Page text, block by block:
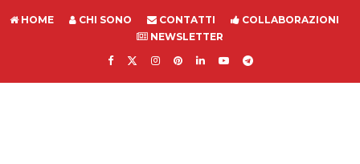
HOME CHI SONO CONTATTI
COLLABORAZIONI
NEWSLETTER